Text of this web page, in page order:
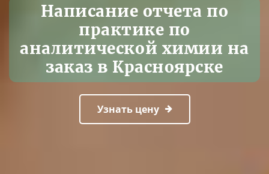
Написание отчета по
практике по
аналитической химии на
заказ в Красноярске
Узнать цену